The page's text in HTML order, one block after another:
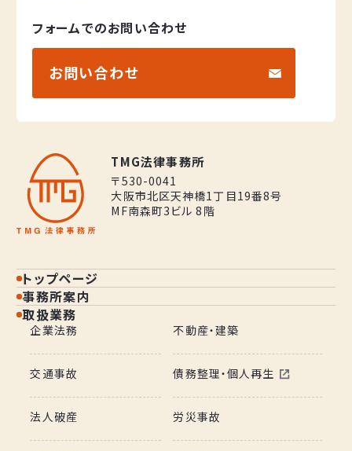
フォームでのお問い合わせ
お問い合わせ
株式会社エムハンド
TMG法律事務所
〒530-0041
大阪市北区天神橋1丁目19番8号
MF南森町3ビル 8階
トップページ
事務所案内
取扱業務
企業法務 不動産・建築
交通事故 債務整理・個人再生
法人破産 労災事故